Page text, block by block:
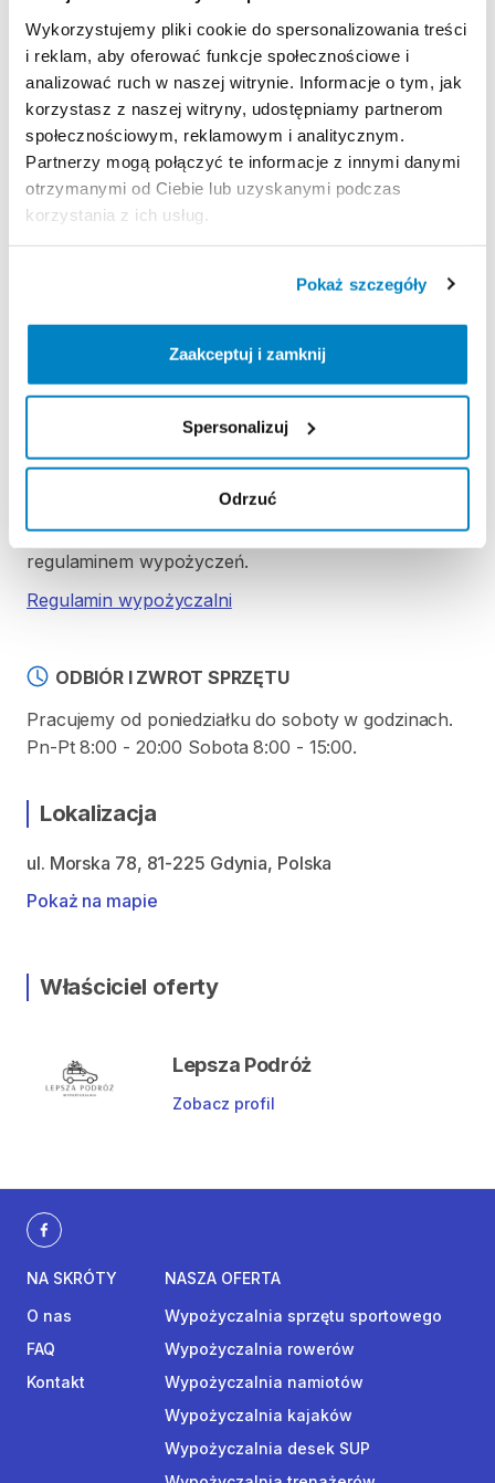
Wykorzystujemy pliki cookie do spersonalizowania treści
i reklam, aby oferować funkcje społecznościowe i
analizować ruch w naszej witrynie. Informacje o tym, jak
korzystasz z naszej witryny, udostępniamy partnerom
społecznościowym, reklamowym i analitycznym.
Partnerzy mogą połączyć te informacje z innymi danymi
otrzymanymi od Ciebie lub uzyskanymi podczas
korzystania z ich usług.
Pokaż szczegóły
Zaakceptuj i zamknij
Spersonalizuj
Odrzuć
-Maksymalna waga roweru: 15 kg
-Możliwość odchylania z rowerami: ✓
-Wymiary: 113 x 94 x 70 cm
-Oświetlenie tylne: ✓
-Wymiary po złożeniu: 113 x 94 x 24 cm
-Wtyczka zasilająca: 13 Pin
-Zabezpieczenie rowerów przed kradzieżą: ✓
-Zabezpieczenie bagażnika przed kradzieżą :
-Regulowane podstawki
Zasady wypożyczenia
REGULAMIN
Ten sprzęt sportowy wypożyczany jest przez
wypożyczalnię partnerską. Zapoznaj się z jej
regulaminem wypożyczeń.
Regulamin wypożyczalni
ODBIÓR I ZWROT SPRZĘTU
Pracujemy od poniedziałku do soboty w godzinach.
Pn-Pt 8:00 - 20:00 Sobota 8:00 - 15:00.
Lokalizacja
ul. Morska 78, 81-225 Gdynia, Polska
Pokaż na mapie
Właściciel oferty
Lepsza Podróż
Zobacz profil
NA SKRÓTY
O nas
FAQ
Kontakt
NASZA OFERTA
Wypożyczalnia sprzętu sportowego
Wypożyczalnia rowerów
Wypożyczalnia namiotów
Wypożyczalnia kajaków
Wypożyczalnia desek SUP